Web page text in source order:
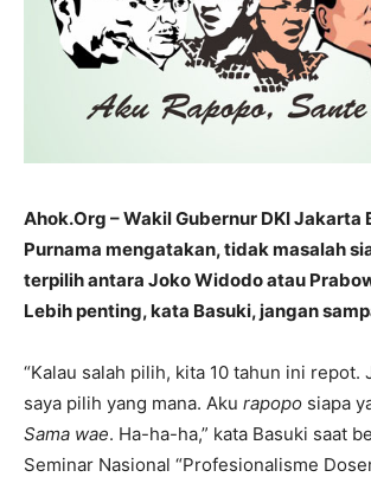
Ahok.Org – Wakil Gubernur DKI Jakarta
Purnama mengatakan, tidak masalah
terpilih antara Joko Widodo atau
Lebih penting, kata Basuki, jangan
“Kalau salah pilih, kita 10 tahun ini repot.
saya pilih yang mana. Aku rapopo siapa
Sama wae. Ha-ha-ha,” kata Basuki saat
Seminar Nasional “Profesionalisme